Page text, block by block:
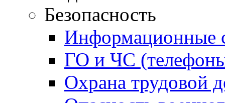
Безопасность
Информационные
ГО и ЧС
Охрана трудовой